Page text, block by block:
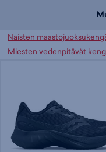
Naisten
Miesten vedenpitävät